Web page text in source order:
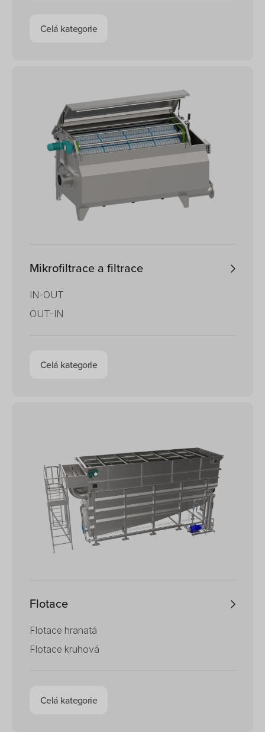
Celá kategorie
Mikrofiltrace a filtrace
IN-OUT
OUT-IN
Celá kategorie
Flotace
Flotace hranatá
Flotace kruhová
Celá kategorie